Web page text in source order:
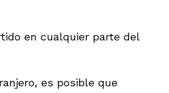
en cualquier parte del
es posible que